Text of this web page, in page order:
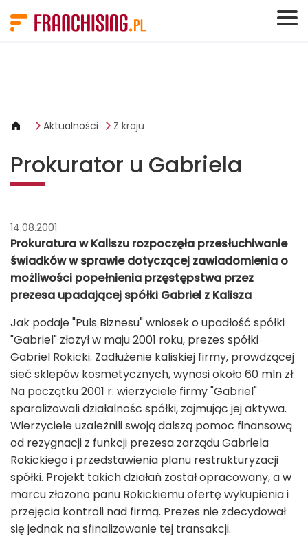
Aktualności Z kraju
Prokurator u Gabriela
14.08.2001
Prokuratura w Kaliszu rozpoczęła przesłuchiwanie
świadków w sprawie dotyczącej zawiadomienia o
możliwości popełnienia przęstępstwa przez
prezesa upadającej spółki Gabriel z Kalisza
Jak podaje "Puls Biznesu" wniosek o upadłość spółki
"Gabriel" złożył w maju 2001 roku, prezes spółki
Gabriel Rokicki. Zadłużenie kaliskiej firmy, prowdzącej
sieć sklepów kosmetycznych, wynosi około 60 mln zł.
Na początku 2001 r. wierzyciele firmy "Gabriel"
sparaliżowali działalnośc spółki, zajmując jej aktywa.
Wierzyciele uzależnili swoją dalszą pomoc finansową
od rezygnacji z funkcji prezesa zarządu Gabriela
Rokickiego i przedstawienia planu restrukturyzacji
spółki. Projekt takich działań został opracowany, a w
marcu złożono panu Rokickiemu ofertę wykupienia i
przejęcia kontroli nad firmą. Prezes nie zdecydował
się jednak na sfinalizowanie tej transakcji.